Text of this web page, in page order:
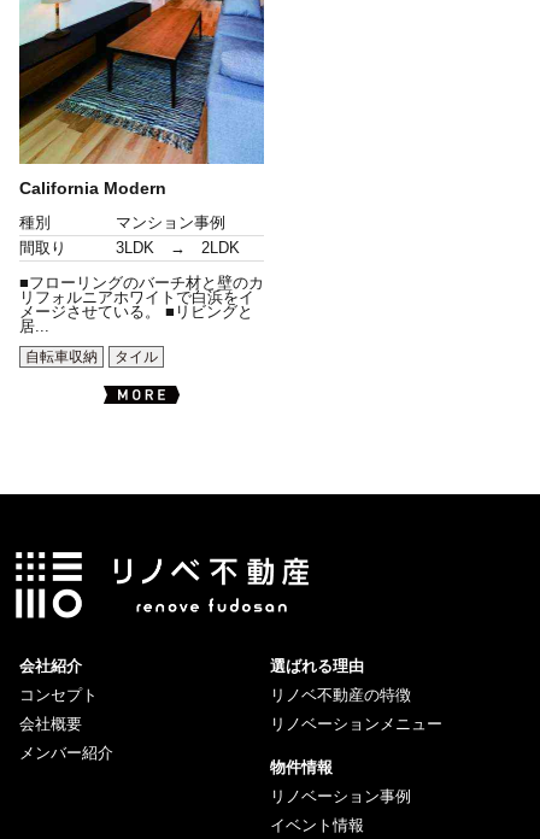
California Modern
種別
マンション事例
間取り
3LDK → 2LDK
■フローリングのバーチ材と壁のカ
リフォルニアホワイトで白浜をイ
メージさせている。 ■リビングと
居...
自転車収納
タイル
会社紹介
コンセプト
会社概要
メンバー紹介
選ばれる理由
リノベ不動産の特徴
リノベーションメニュー
物件情報
リノベーション事例
イベント情報